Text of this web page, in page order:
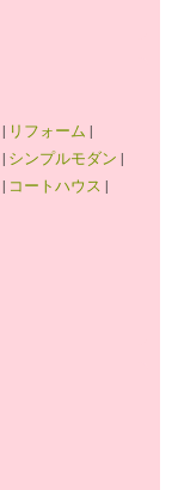
| リフォーム |
| シンプルモダン |
| コートハウス |